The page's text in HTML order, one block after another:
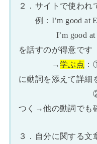
２．サイトで使われ
例：I’m good at
I’m good at
を話すのが得意です
→学ぶ点
に動詞を添えて詳細
②atの次に
つく→他の動詞でも
３．自分に関する